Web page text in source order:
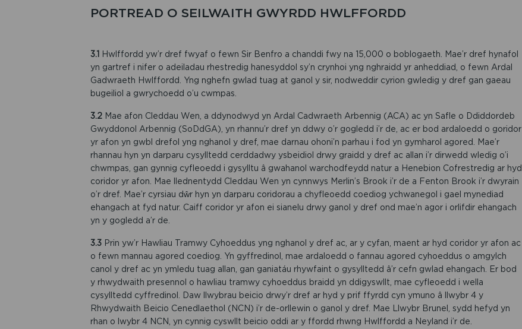
PORTREAD O SEILWAITH GWYRDD HWLFFORDD
3.1 Hwlffordd yw’r dref fwyaf o fewn Sir Benfro a chanddi fwy na 15,000 o boblogaeth. Mae’r dref hynafol
yn gartref i nifer o adeiladau rhestredig hanesyddol sy’n crynhoi yng nghraidd yr anheddiad, o fewn Ardal
Gadwraeth Hwlffordd. Yng nghefn gwlad tuag at ganol y sir, nodweddir cyrion gwledig y dref gan gaeau
bugeiliol a gwrychoedd o’u cwmpas.
3.2 Mae afon Cleddau Wen, a ddynodwyd yn Ardal Cadwraeth Arbennig (ACA) ac yn Safle o Ddiddordeb
Gwyddonol Arbennig (SoDdGA), yn rhannu’r dref yn ddwy o’r gogledd i’r de, ac er bod ardaloedd o goridor
yr afon yn gwbl drefol yng nghanol y dref, mae darnau ohoni’n parhau i fod yn gymharol agored. Mae’r
rhannau hyn yn darparu cysylltedd cerddadwy ysbeidiol drwy graidd y dref ac allan i’r dirwedd wledig o’i
chwmpas, gan gynnig cyfleoedd i gysylltu â gwahanol warchodfeydd natur a Henebion Cofrestredig ar hyd
coridor yr afon. Mae llednentydd Cleddau Wen yn cynnwys Merlin’s Brook i’r de a Fenton Brook i’r dwyrain
o’r dref. Mae’r cyrsiau dŵr hyn yn darparu coridorau a chyfleoedd coediog ychwanegol i gael mynediad
ehangach at fyd natur. Caiff coridor yr afon ei sianelu drwy ganol y dref ond mae’n agor i orlifdir ehangach
yn y gogledd a’r de.
3.3 Prin yw’r Hawliau Tramwy Cyhoeddus yng nghanol y dref ac, ar y cyfan, maent ar hyd coridor yr afon ac
o fewn mannau agored coediog. Yn gyffredinol, mae ardaloedd o fannau agored cyhoeddus o amgylch
canol y dref ac yn ymledu tuag allan, gan ganiatáu rhywfaint o gysylltedd â’r cefn gwlad ehangach. Er bod
y rhwydwaith presennol o hawliau tramwy cyhoeddus braidd yn ddigyswllt, mae cyfleoedd i wella
cysylltedd cyffredinol. Daw llwybrau beicio drwy’r dref ar hyd y prif ffyrdd cyn ymuno â llwybr 4 y
Rhwydwaith Beicio Cenedlaethol (NCN) i’r de-orllewin o ganol y dref. Mae Llwybr Brunel, sydd hefyd yn
rhan o lwybr 4 NCN, yn cynnig cyswllt beicio oddi ar y ffordd rhwng Hwlffordd a Neyland i’r de.